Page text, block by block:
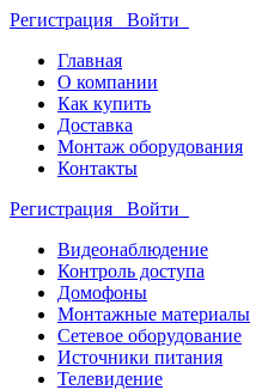
Регистрация Войти
Главная
О компании
Как купить
Доставка
Монтаж оборудования
Контакты
Регистрация Войти
Видеонаблюдение
Контроль доступа
Домофоны
Монтажные материалы
Сетевое оборудование
Источники питания
Телевидение